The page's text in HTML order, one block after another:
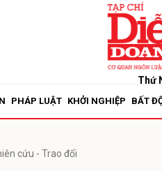
Thứ
PHÁP LUẬT KHỞI NGHIỆP BẤT
cứu - Trao đổi